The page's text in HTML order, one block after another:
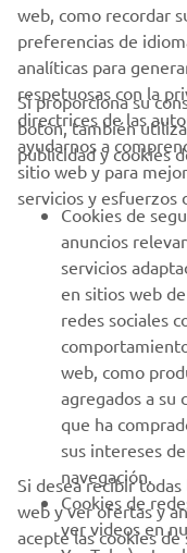
CORPORATIVO
PROFESIONALES
MÁS YAMAHA
AYUDA
BOLETÍN DE
Sé el primero en
especiales, novedades
web, como recordar
preferencias de
analíticas para
respetuosas con la
directrices de las
ayudarnos a
sitio web y para
servicios y esfuerzos
Si proporciona su
botón, también
publicidad y cookies
Cookies de
anuncios
servicios
en sitios web
redes sociales
web, como
agregados a su
que ha
sus intereses
navegación.
Cookies de
ver videos en
Si desea recibir
web y ver ofertas y
acepte las cookies